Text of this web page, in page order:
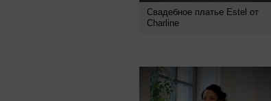
Свадебное платье Estel от
Charline